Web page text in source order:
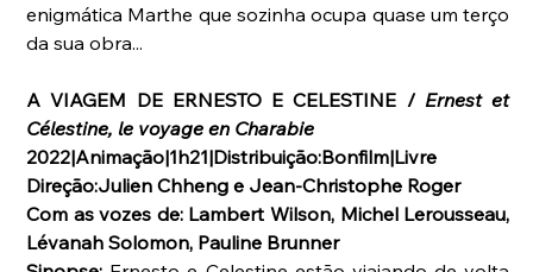
enigmática Marthe que sozinha ocupa quase um terço
da sua obra...
A VIAGEM DE ERNESTO E CELESTINE / Ernest et
Célestine, le voyage en Charabie
2022|Animação|1h21|Distribuição:Bonfilm|Livre
Direção:Julien Chheng e Jean-Christophe Roger
Com as vozes de: Lambert Wilson, Michel Lerousseau,
Lévanah Solomon, Pauline Brunner